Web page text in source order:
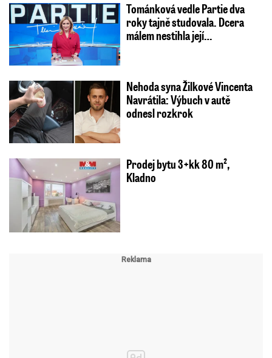
Tománková vedle Partie dva
roky tajně studovala. Dcera
málem nestihla její…
Nehoda syna Žilkové Vincenta
Navrátila: Výbuch v autě
odnesl rozkrok
Prodej bytu 3+kk 80 m²,
Kladno